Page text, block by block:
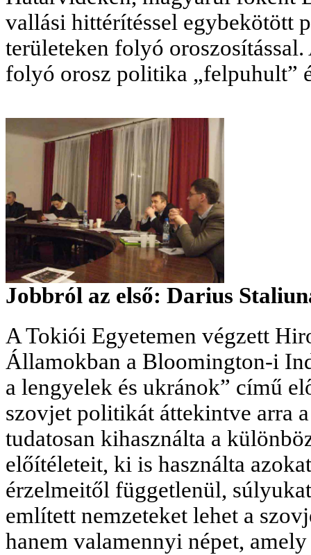
vallási hittérítéssel egybekötött
területeken folyó
folyó orosz politika „felpuhult”
Jobbról az első: Darius
A Tokiói Egyetemen végzett
Államokban a Bloomington-i
a lengyelek és ukránok” című
szovjet politikát áttekintve arra
tudatosan kihasználta a
előítéleteit, ki is használta
érzelmeitől függetlenül,
említett nemzeteket lehet a
hanem valamennyi népet,